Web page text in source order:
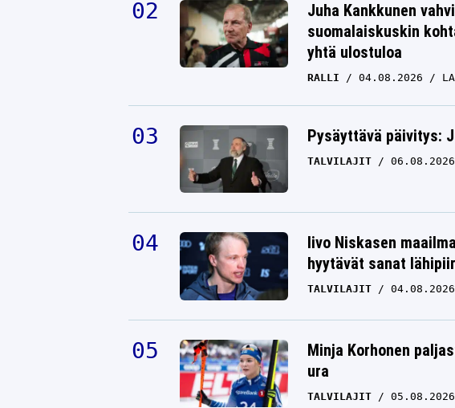
Juha Kankkunen
suomalaiskuskin
yhtä ulostuloa
RALLI 04.08.2026
Pysäyttävä päivitys:
TALVILAJIT 06.08.2026
Iivo Niskasen
hyytävät sanat
TALVILAJIT 04.08.2026
Minja Korhonen
ura
TALVILAJIT 05.08.2026